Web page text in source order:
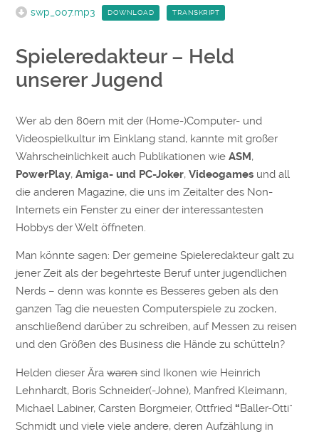
swp_007.mp3 DOWNLOAD TRANSKRIPT
Spieleredakteur – Held
unserer Jugend
Wer ab den 80ern mit der (Home-)Computer- und
Videospielkultur im Einklang stand, kannte mit großer
Wahrscheinlichkeit auch Publikationen wieASM,
PowerPlay,Amiga- und PC-Joker,Videogames und all
die anderen Magazine, die uns im Zeitalter des Non-
Internets ein Fenster zu einer der interessantesten
Hobbys der Welt öffneten.
Man könnte sagen: Der gemeine Spieleredakteur galt zu
jener Zeit als der begehrteste Beruf unter jugendlichen
Nerds – denn was konnte es Besseres geben als den
ganzen Tag die neuesten Computerspiele zu zocken,
anschließend darüber zu schreiben, auf Messen zu reisen
und den Größen des Business die Hände zu schütteln?
Helden dieser Ärawarensind Ikonen wie Heinrich
Lehnhardt, Boris Schneider(-Johne), Manfred Kleimann,
Michael Labiner, Carsten Borgmeier, Ottfried“Baller-Otti”
Schmidt und viele viele andere, deren Aufzählung in